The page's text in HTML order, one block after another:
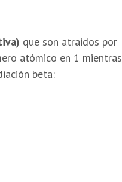
que son atraidos por
atómico en 1 mientras
beta: